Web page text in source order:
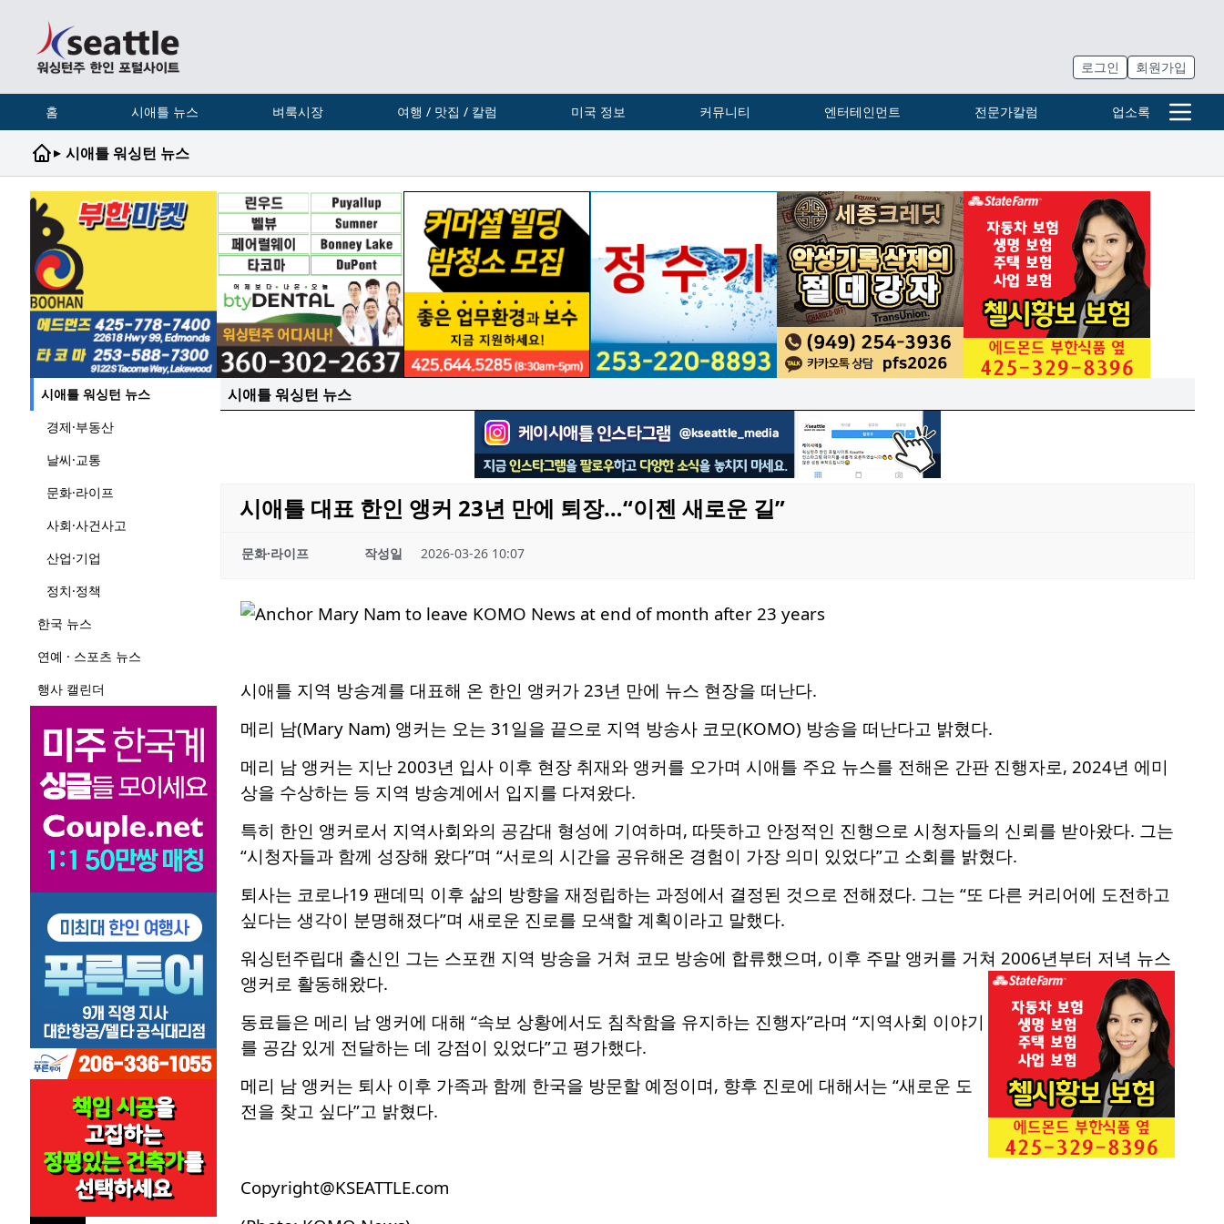
로그인 회원가입
홈 시애틀 뉴스 벼룩시장 여행 / 맛집 / 칼럼 미국 정보 커뮤니티 엔터테인먼트 전문가칼럼 업소록
▸ 시애틀 워싱턴 뉴스
시애틀 워싱턴 뉴스
경제·부동산
날씨·교통
문화·라이프
사회·사건사고
산업·기업
정치·정책
한국 뉴스
연예 · 스포츠 뉴스
행사 캘린더
시애틀 워싱턴 뉴스
시애틀 대표 한인 앵커 23년 만에 퇴장…“이젠 새로운 길”
문화·라이프 작성일 2026-03-26 10:07
시애틀 지역 방송계를 대표해 온 한인 앵커가 23년 만에 뉴스 현장을 떠난다.
메리 남(Mary Nam) 앵커는 오는 31일을 끝으로 지역 방송사 코모(KOMO) 방송을 떠난다고 밝혔다.
메리 남 앵커는 지난 2003년 입사 이후 현장 취재와 앵커를 오가며 시애틀 주요 뉴스를 전해온 간판 진행자로, 2024년 에미
상을 수상하는 등 지역 방송계에서 입지를 다져왔다.
특히 한인 앵커로서 지역사회와의 공감대 형성에 기여하며, 따뜻하고 안정적인 진행으로 시청자들의 신뢰를 받아왔다. 그는
“시청자들과 함께 성장해 왔다”며 “서로의 시간을 공유해온 경험이 가장 의미 있었다”고 소회를 밝혔다.
퇴사는 코로나19 팬데믹 이후 삶의 방향을 재정립하는 과정에서 결정된 것으로 전해졌다. 그는 “또 다른 커리어에 도전하고
싶다는 생각이 분명해졌다”며 새로운 진로를 모색할 계획이라고 말했다.
워싱턴주립대 출신인 그는 스포캔 지역 방송을 거쳐 코모 방송에 합류했으며, 이후 주말 앵커를 거쳐 2006년부터 저녁 뉴스
앵커로 활동해왔다.
동료들은 메리 남 앵커에 대해 “속보 상황에서도 침착함을 유지하는 진행자”라며 “지역사회 이야기
를 공감 있게 전달하는 데 강점이 있었다”고 평가했다.
메리 남 앵커는 퇴사 이후 가족과 함께 한국을 방문할 예정이며, 향후 진로에 대해서는 “새로운 도
전을 찾고 싶다”고 밝혔다.
Copyright@KSEATTLE.com